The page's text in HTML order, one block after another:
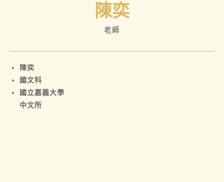
陳奕
老師
陳奕
國文科
國立嘉義大學
中文所